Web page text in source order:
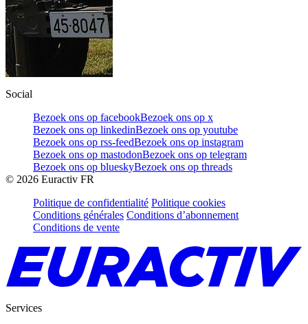
Social
Bezoek ons op facebookBezoek ons op x
Bezoek ons op linkedinBezoek ons op youtube
Bezoek ons op rss-feedBezoek ons op instagram
Bezoek ons op mastodonBezoek ons op telegram
Bezoek ons op blueskyBezoek ons op threads
© 2026 Euractiv FR
Politique de confidentialité Politique cookies
Conditions générales Conditions d’abonnement
Conditions de vente
Services